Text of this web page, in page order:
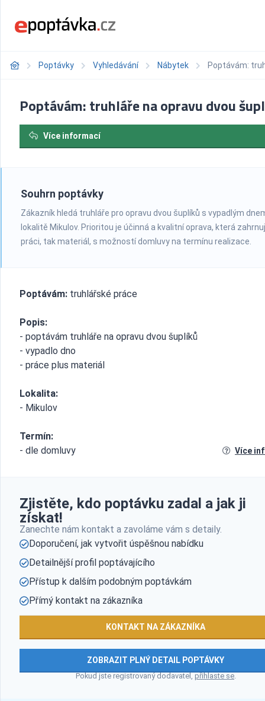
Poptávky Vyhledávání Nábytek Poptávám:
Poptávám: truhláře na opravu dvou
Více informací
Souhrn poptávky
Zákazník hledá truhláře pro opravu dvou šuplíků s vypadlým
lokalitě Mikulov. Prioritou je účinná a kvalitní oprava, která
práci, tak materiál, s možností domluvy na termínu realizace.
Poptávám: truhlářské práce
Popis:
- poptávám truhláře na opravu dvou šuplíků
- vypadlo dno
- práce plus materiál
Lokalita:
- Mikulov
Termín:
- dle domluvy
Více
Zjistěte, kdo poptávku zadal a jak ji
získat!
Zanechte nám kontakt a zavoláme vám s detaily.
Doporučení, jak vytvořit úspěšnou nabídku
Detailnější profil poptávajícího
Přístup k dalším podobným poptávkám
Přímý kontakt na zákazníka
KONTAKT NA ZÁKAZNÍKA
ZOBRAZIT PLNÝ DETAIL POPTÁVKY
Pokud jste registrovaný dodavatel, přihlaste se.